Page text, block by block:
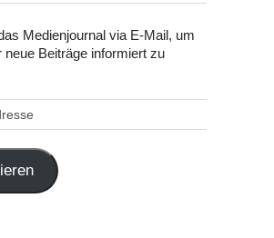
Medienjournal via E-Mail, um
neue Beiträge informiert zu